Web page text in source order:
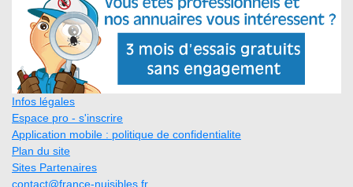
Infos légales
Espace pro - s'inscrire
Application mobile : politique de confidentialite
Plan du site
Sites Partenaires
contact@france-nuisibles.fr